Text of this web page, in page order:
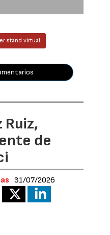
stand virtual
Ruiz,
de
31/07/2026